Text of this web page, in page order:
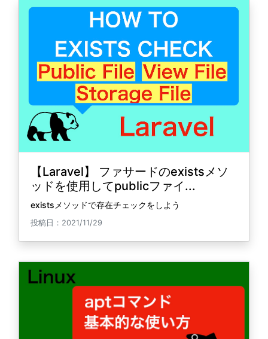
【Laravel】 ファサードのexistsメソ
ッドを使用してpublicファイ...
existsメソッドで存在チェックをしよう
投稿日：2021/11/29